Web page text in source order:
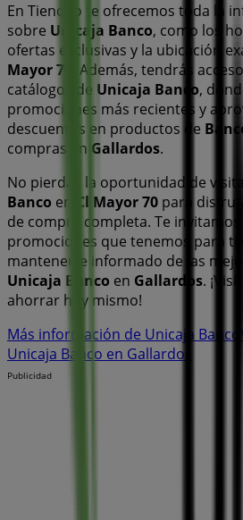
En Tiendeo te ofrecemos toda la
sobre Unicaja Banco, como los
ofertas exclusivas y la ubicación
Mayor 70
. Además, tendrás
catálogos de Unicaja Banco,
promociones más recientes y
descuentos en productos de
compras en Gallardos.
No pierdas la oportunidad de
Banco en Cl Mayor 70 para
de compra completa. Te invitamos
promociones que tenemos para ti
mantenerte informado de las
Unicaja Banco en Gallardos.
ahorrar hoy mismo!
Más información de Unicaja Banco
Unicaja Banco en Gallardos
Publicidad